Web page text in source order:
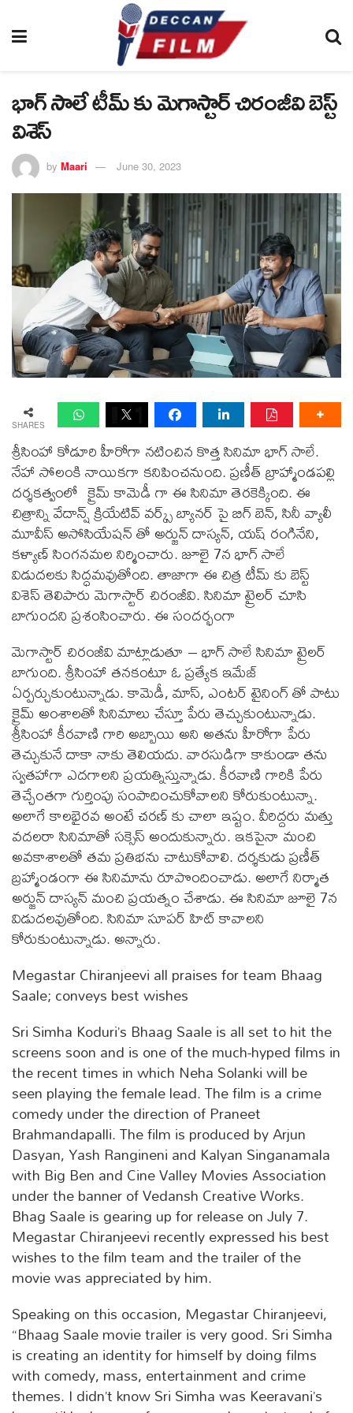
భాగ్ సాలే టీమ్ కు మెగాస్టార్ చిరంజీవి బెస్ట్
విశెస్
by Maari June 30, 2023
SHARES
శ్రీసింహా కోడూరి హీరోగా నటించిన కొత్త సినిమా భాగ్ సాలే.
నేహా సోలంకి నాయికగా కనిపించనుంది. ప్రణీత్ బ్రాహ్మాండపల్లి
దర్శకత్వంలో క్రైమ్ కామెడీ గా ఈ సినిమా తెరకెక్కింది. ఈ
చిత్రాన్ని వేదాన్ష్ క్రియేటివ్ వర్క్స్ బ్యానర్ పై బిగ్ బెన్, సినీ వ్యాలీ
మూవీస్ అసోసియేషన్ తో అర్జున్ దాస్యన్, యష్ రంగినేని,
కళ్యాణ్ సింగనమల నిర్మించారు. జూలై 7న భాగ్ సాలే
విడుదలకు సిద్ధమవుతోంది. తాజాగా ఈ చిత్ర టీమ్ కు బెస్ట్
విశెస్ తెలిపారు మెగాస్టార్ చిరంజీవి. సినిమా ట్రైలర్ చూసి
బాగుందని ప్రశంసించారు. ఈ సందర్భంగా
మెగాస్టార్ చిరంజీవి మాట్లాడుతూ – భాగ్ సాలే సినిమా ట్రైలర్
బాగుంది. శ్రీసింహా తనకంటూ ఓ ప్రత్యేక ఇమేజ్
ఏర్పర్చుకుంటున్నాడు. కామెడీ, మాస్, ఎంటర్ టైనింగ్ తో పాటు
క్రైమ్ అంశాలతో సినిమాలు చేస్తూ పేరు తెచ్చుకుంటున్నాడు.
శ్రీసింహా కీరవాణి గారి అబ్బాయి అని అతను హీరోగా పేరు
తెచ్చుకునే దాకా నాకు తెలియదు. వారసుడిగా కాకుండా తను
స్వతహాగా ఎదగాలని ప్రయత్నిస్తున్నాడు. కీరవాణి గారికి పేరు
తెచ్చేంతగా గుర్తింపు సంపాదించుకోవాలని కోరుకుంటున్నా.
అలాగే కాలభైరవ అంటే చరణ్ కు చాలా ఇష్టం. వీరిద్దరు మత్తు
వదలరా సినిమాతో సక్సెస్ అందుకున్నారు. ఇకపైనా మంచి
అవకాశాలతో తమ ప్రతిభను చాటుకోవాలి. దర్శకుడు ప్రణీత్
బ్రహ్మాండంగా ఈ సినిమాను రూపొందించాడు. అలాగే నిర్మాత
అర్జున్ దాస్యన్ మంచి ప్రయత్నం చేశాడు. ఈ సినిమా జూలై 7న
విడుదలవుతోంది. సినిమా సూపర్ హిట్ కావాలని
కోరుకుంటున్నాడు. అన్నారు.
Megastar Chiranjeevi all praises for team Bhaag
Saale; conveys best wishes
Sri Simha Koduri’s Bhaag Saale is all set to hit the
screens soon and is one of the much-hyped films in
the recent times in which Neha Solanki will be
seen playing the female lead. The film is a crime
comedy under the direction of Praneet
Brahmandapalli. The film is produced by Arjun
Dasyan, Yash Rangineni and Kalyan Singanamala
with Big Ben and Cine Valley Movies Association
under the banner of Vedansh Creative Works.
Bhag Saale is gearing up for release on July 7.
Megastar Chiranjeevi recently expressed his best
wishes to the film team and the trailer of the
movie was appreciated by him.
Speaking on this occasion, Megastar Chiranjeevi,
“Bhaag Saale movie trailer is very good. Sri Simha
is creating an identity for himself by doing films
with comedy, mass, entertainment and crime
themes. I didn’t know Sri Simha was Keeravani’s